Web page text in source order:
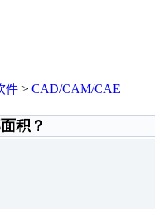
件 > CAD/CAM/CAE
积？